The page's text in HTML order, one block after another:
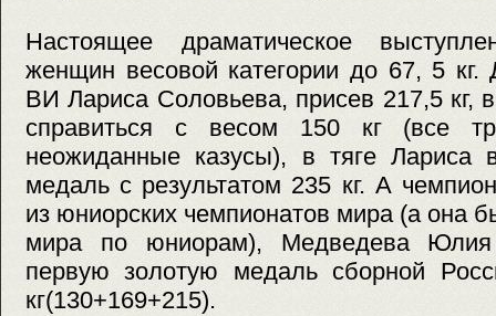
Настоящее драматическое
женщин весовой категории до 67, 5 кг.
ВИ Лариса Соловьева, присев 217,5 кг,
справиться с весом 150 кг (все
неожиданные казусы), в тяге Лариса
медаль с результатом 235 кг. А
из юниорских чемпионатов мира (а она
мира по юниорам), Медведева Юлия
первую золотую медаль сборной
кг(130+169+215).